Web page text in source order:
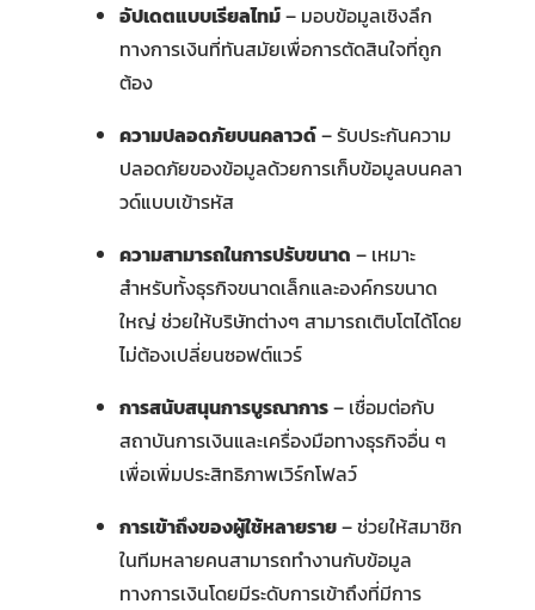
อัปเดตแบบเรียลไทม์– มอบข้อมูลเชิงลึก
ทางการเงินที่ทันสมัยเพื่อการตัดสินใจที่ถูก
ต้อง
ความปลอดภัยบนคลาวด์– รับประกันความ
ปลอดภัยของข้อมูลด้วยการเก็บข้อมูลบนคลา
วด์แบบเข้ารหัส
ความสามารถในการปรับขนาด – เหมาะ
สำหรับทั้งธุรกิจขนาดเล็กและองค์กรขนาด
ใหญ่ ช่วยให้บริษัทต่างๆ สามารถเติบโตได้โดย
ไม่ต้องเปลี่ยนซอฟต์แวร์
การสนับสนุนการบูรณาการ– เชื่อมต่อกับ
สถาบันการเงินและเครื่องมือทางธุรกิจอื่น ๆ
เพื่อเพิ่มประสิทธิภาพเวิร์กโฟลว์
การเข้าถึงของผู้ใช้หลายราย– ช่วยให้สมาชิก
ในทีมหลายคนสามารถทำงานกับข้อมูล
ทางการเงินโดยมีระดับการเข้าถึงที่มีการ